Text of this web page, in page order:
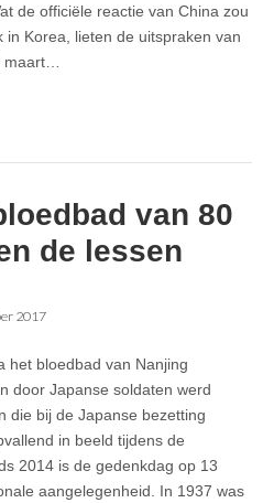
de officiële reactie van China zou
Korea, lieten de uitspraken van
maart…
van 80
de lessen
2017
het bloedbad van Nanjing
door Japanse soldaten werd
die bij de Japanse bezetting
in beeld tijdens de
2014 is de gedenkdag op 13
aangelegenheid. In 1937 was